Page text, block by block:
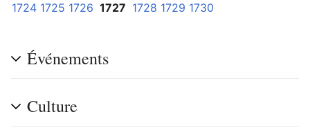
1724 1725 1726 1727 1728 1729 1730
Événements
Culture